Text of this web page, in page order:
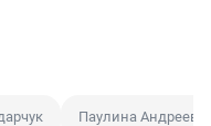
Паулина Андреева